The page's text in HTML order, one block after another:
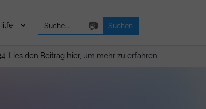
Search
for:
📷
Lies den Beitrag hier, um mehr zu erfahren.